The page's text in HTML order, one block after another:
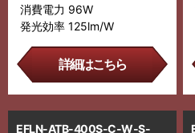
消費電力 96W
発光効率 125lm/W
詳細はこちら
EFLN-ATB-400S-C-W-S-